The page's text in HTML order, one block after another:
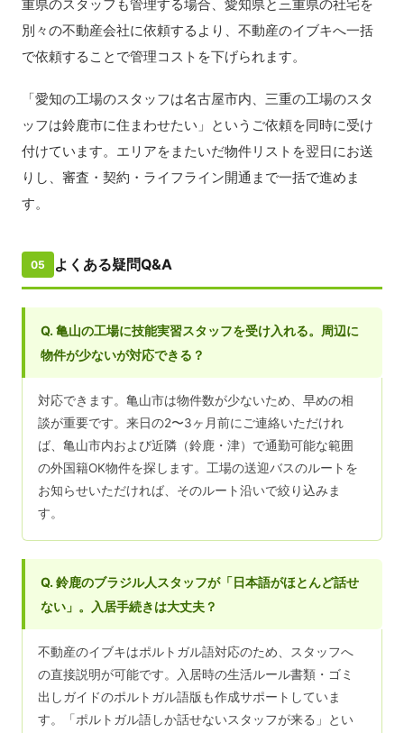
重県のスタッフも管理する場合、愛知県と三重県の社宅を
別々の不動産会社に依頼するより、不動産のイブキへ一括
で依頼することで管理コストを下げられます。
「愛知の工場のスタッフは名古屋市内、三重の工場のスタ
ッフは鈴鹿市に住まわせたい」というご依頼を同時に受け
付けています。エリアをまたいだ物件リストを翌日にお送
りし、審査・契約・ライフライン開通まで一括で進めま
す。
05 よくある疑問Q&A
Q. 亀山の工場に技能実習スタッフを受け入れる。周辺に
物件が少ないが対応できる？
対応できます。亀山市は物件数が少ないため、早めの相
談が重要です。来日の2〜3ヶ月前にご連絡いただけれ
ば、亀山市内および近隣（鈴鹿・津）で通勤可能な範囲
の外国籍OK物件を探します。工場の送迎バスのルートを
お知らせいただければ、そのルート沿いで絞り込みま
す。
Q. 鈴鹿のブラジル人スタッフが「日本語がほとんど話せ
ない」。入居手続きは大丈夫？
不動産のイブキはポルトガル語対応のため、スタッフへ
の直接説明が可能です。入居時の生活ルール書類・ゴミ
出しガイドのポルトガル語版も作成サポートしていま
す。「ポルトガル語しか話せないスタッフが来る」とい